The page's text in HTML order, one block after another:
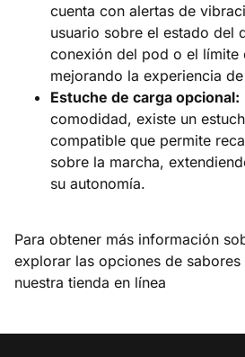
cuenta con alertas de
usuario sobre el estado del
conexión del pod o el límite
mejorando la experiencia
Estuche de carga opcional:
comodidad, existe un
compatible que permite
sobre la marcha,
su autonomía.​
Para obtener más información
explorar las opciones de
nuestra tienda en línea